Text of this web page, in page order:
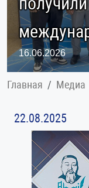
16.06.2026
Главная Медиа
22.08.2025